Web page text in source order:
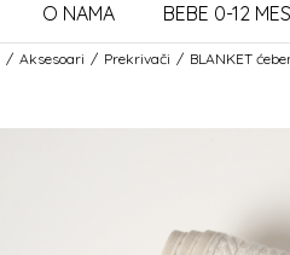
O NAMA BEBE 0-12
Aksesoari Prekrivači BLANKET